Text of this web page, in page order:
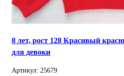
8 лет, рост 128 Красивый
для девоки
Артикул: 25679